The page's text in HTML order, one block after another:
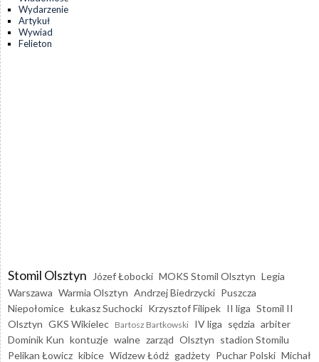
Wydarzenie
Artykuł
Wywiad
Felieton
Stomil Olsztyn Józef Łobocki MOKS Stomil Olsztyn Legia
Warszawa Warmia Olsztyn Andrzej Biedrzycki Puszcza
Niepołomice Łukasz Suchocki Krzysztof Filipek II liga Stomil II
Olsztyn GKS Wikielec Bartosz Bartkowski IV liga sędzia arbiter
Dominik Kun kontuzje walne zarząd Olsztyn stadion Stomilu
Pelikan Łowicz kibice Widzew Łódź gadżety Puchar Polski Michał